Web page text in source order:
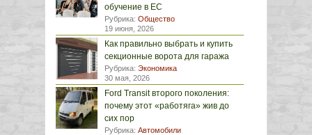
обучение в ЕС
Рубрика: Общество
19 июня, 2026
Как правильно выбрать и купить
секционные ворота для гаража
Рубрика: Экономика
30 мая, 2026
Ford Transit второго поколения:
почему этот «работяга» жив до
сих пор
Рубрика: Автомобили